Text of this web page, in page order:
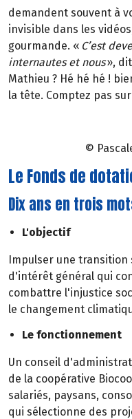
demandent souvent à
invisible dans les
gourmande. « C’est
internautes et nous»,
Mathieu ? Hé hé hé !
la tête. Comptez pas
©
Le Fonds de
Dix ans en trois
L'objectif
Impulser une transition
d'intérêt général qui
combattre l'injustice
le changement
Le fonctionnement
Un conseil
de la coopérative
salariés, paysans,
qui sélectionne des